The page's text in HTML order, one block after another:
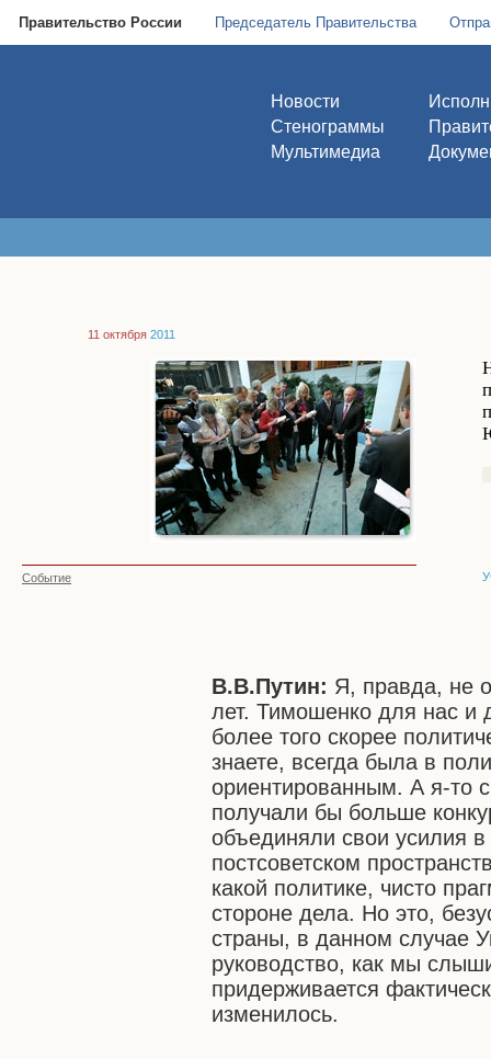
Правительство России Председатель Правительства
Новости
Стенограммы
Мультимедиа
11 октября 2011
Событие
В.В.Путин: Я, правда, не
лет. Тимошенко для нас и
более того скорее
знаете, всегда была в
ориентированным. А я-то
получали бы больше
объединяли свои усилия
постсоветском
какой политике, чисто
стороне дела. Но это,
страны, в данном случае
руководство, как мы
придерживается
изменилось.